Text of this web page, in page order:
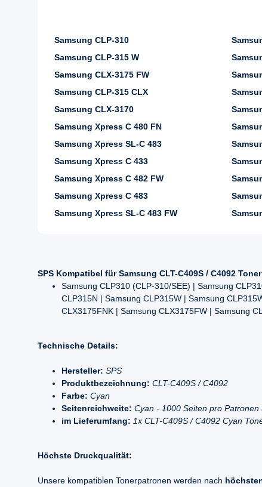
Samsung CLP-310
Samsung CLP-315 W
Samsung CLX-3175 FW
Samsung CLP-315 CLX
Samsung CLX-3170
Samsung Xpress C 480 FN
Samsung Xpress SL-C 483
Samsung Xpress C 433
Samsung Xpress C 482 FW
Samsung Xpress C 483
Samsung Xpress SL-C 483 FW
SPS Kompatibel für Samsung CLT-C409S / C4092
Samsung CLP310 (CLP-310/SEE) | Samsung
CLP315N | Samsung CLP315W | Samsung
CLX3175FNK | Samsung CLX3175FW | Samsung
Technische Details:
Hersteller: SPS
Produktbezeichnung: CLT-C409S / C4092
Farbe: Cyan
Seitenreichweite: Cyan - 1000 Seiten pro Patronen
im Lieferumfang: 1x CLT-C409S / C4092 Cyan
Höchste Druckqualität:
Unsere kompatiblen Tonerpatronen werden nach